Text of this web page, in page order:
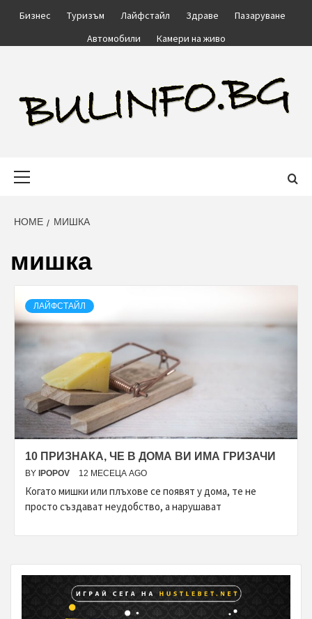
Бизнес Туризъм Лайфстайл Здраве
Пазаруване
Автомобили
Камери на живо
HOME МИШКА
мишка
ЛАЙФСТАЙЛ
10 ПРИЗНАКА, ЧЕ В ДОМА ВИ ИМА ГРИЗАЧИ
BY IPOPOV 12 МЕСЕЦА AGO
Когато мишки или плъхове се появят у дома, те не
просто създават неудобство, а нарушават